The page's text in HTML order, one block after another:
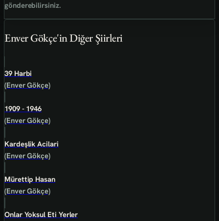
gönderebilirsiniz.
Enver Gökçe'in Diğer Şiirleri
39 Harbi
(Enver Gökçe)
1909 - 1946
(Enver Gökçe)
Kardeşlik Acilari
(Enver Gökçe)
Mürettip Hasan
(Enver Gökçe)
Onlar Yoksul Eti Yerler